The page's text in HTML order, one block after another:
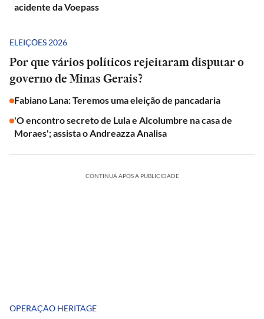
acidente da Voepass
ELEIÇÕES 2026
Por que vários políticos rejeitaram disputar o
governo de Minas Gerais?
Fabiano Lana: Teremos uma eleição de pancadaria
'O encontro secreto de Lula e Alcolumbre na casa de
Moraes'; assista o Andreazza Analisa
CONTINUA APÓS A PUBLICIDADE
OPERAÇÃO HERITAGE